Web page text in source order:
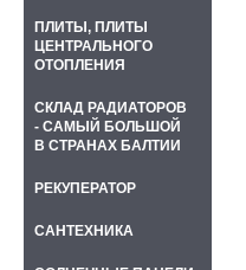
ПЛИТЫ, ПЛИТЫ
ЦЕНТРАЛЬНОГО
ОТОПЛЕНИЯ
СКЛАД РАДИАТОРОВ
- САМЫЙ БОЛЬШОЙ
В СТРАНАХ БАЛТИИ
РЕКУПЕРАТОР
САНТЕХНИКА